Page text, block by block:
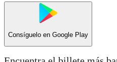
Consíguelo en Google Play